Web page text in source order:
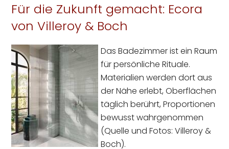
Für die Zukunft gemacht: Ecora
von Villeroy & Boch
Das Badezimmer ist ein Raum
für persönliche Rituale.
Materialien werden dort aus
der Nähe erlebt, Oberflächen
täglich berührt, Proportionen
bewusst wahrgenommen
(Quelle und Fotos: Villeroy &
Boch).